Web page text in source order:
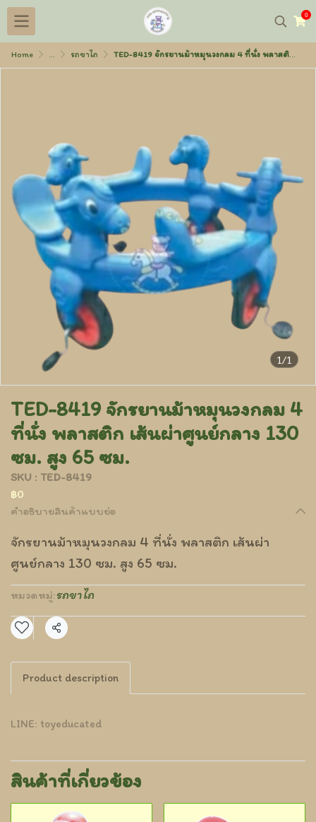
0
Home ... รถขาไถ TED-8419 จักรยานม้าหมุนวงกลม 4 ที่นั่ง พลาสติก เส้นผ่าศูนย์กลาง 130 ซม. สูง 65 ซม.
1/1
TED-8419 จักรยานม้าหมุนวงกลม 4
ที่นั่ง พลาสติก เส้นผ่าศูนย์กลาง 130
ซม. สูง 65 ซม.
SKU : TED-8419
฿0
คำอธิบายสินค้าแบบย่อ
จักรยานม้าหมุนวงกลม 4 ที่นั่ง พลาสติก เส้นผ่า
ศูนย์กลาง 130 ซม. สูง 65 ซม.
หมวดหมู่:รถขาไถ
แชร์
Product description
LINE: toyeducated
สินค้าที่เกี่ยวข้อง